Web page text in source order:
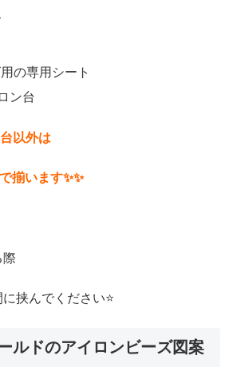
の専用シート
ン台
以外は
揃います✨✨
挟んでください⭐
ルドのアイロンビーズ図案